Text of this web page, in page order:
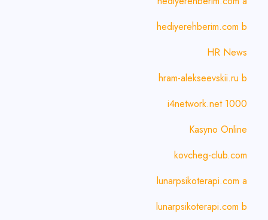
hediyerehberim.com b
HR News
hram-alekseevskii.ru b
i4network.net 1000
Kasyno Online
kovcheg-club.com
lunarpsikoterapi.com a
lunarpsikoterapi.com b